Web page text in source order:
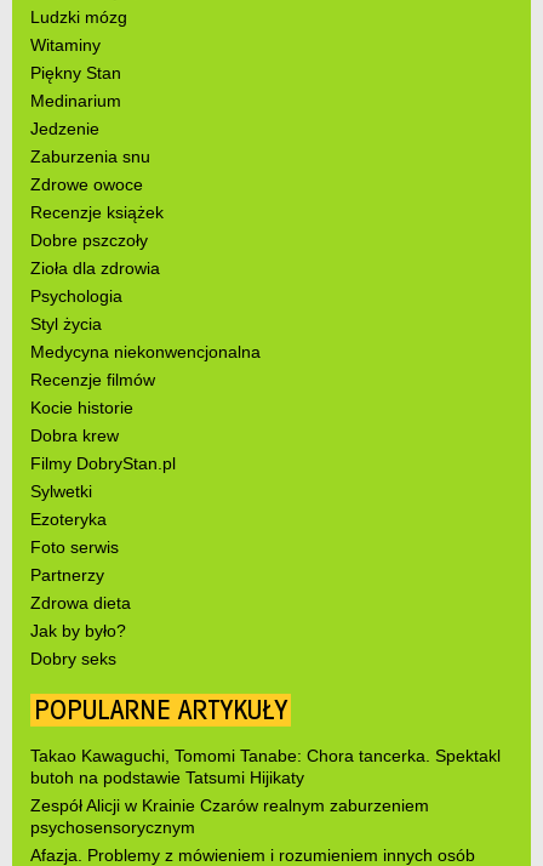
Ludzki mózg
Witaminy
Piękny Stan
Medinarium
Jedzenie
Zaburzenia snu
Zdrowe owoce
Recenzje książek
Dobre pszczoły
Zioła dla zdrowia
Psychologia
Styl życia
Medycyna niekonwencjonalna
Recenzje filmów
Kocie historie
Dobra krew
Filmy DobryStan.pl
Sylwetki
Ezoteryka
Foto serwis
Partnerzy
Zdrowa dieta
Jak by było?
Dobry seks
POPULARNE ARTYKUŁY
Takao Kawaguchi, Tomomi Tanabe: Chora tancerka. Spektakl
butoh na podstawie Tatsumi Hijikaty
Zespół Alicji w Krainie Czarów realnym zaburzeniem
psychosensorycznym
Afazja. Problemy z mówieniem i rozumieniem innych osób